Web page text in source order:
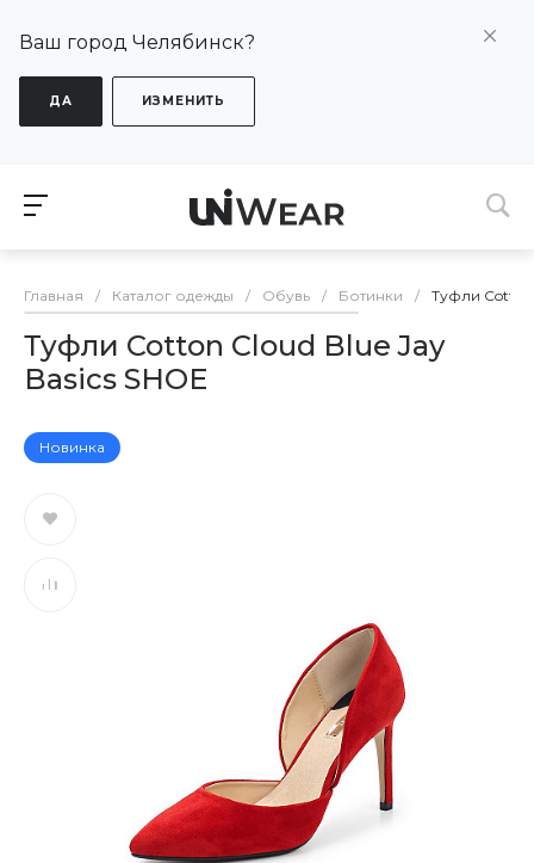
Ваш город Челябинск?
ДА ИЗМЕНИТЬ
Главная / Каталог одежды / Обувь / Ботинки / Туфли Cotton
Туфли Cotton Cloud Blue Jay
Basics SHOE
Новинка